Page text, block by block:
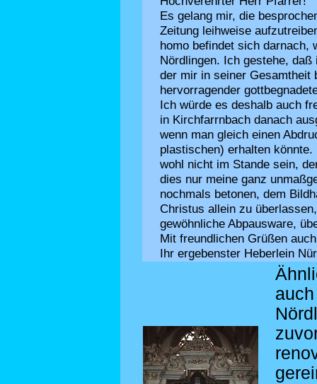
Es gelang mir, die
Zeitung leihweise
homo befindet sich darnach,
Nördlingen. Ich gestehe,
der mir in seiner Gesamtheit
hervorragender
Ich würde es deshalb auch
in Kirchfarrnbach danach
wenn man gleich einen
plastischen) erhalten
wohl nicht im Stande sein,
dies nur meine ganz
nochmals betonen, dem
Christus allein zu
gewöhnliche Abpausware,
Mit freundlichen Grüßen
Ihr ergebenster Heberlein